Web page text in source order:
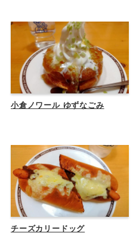
小倉ノワール ゆずなごみ
チーズカリードッグ